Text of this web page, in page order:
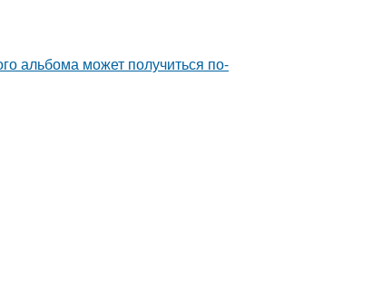
альбома может получиться по-